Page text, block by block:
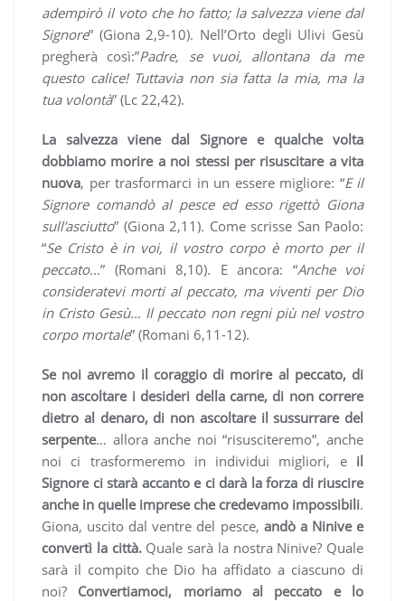
adempirò il voto che ho fatto; la salvezza viene dal
Signore” (Giona 2,9-10). Nell’Orto degli Ulivi Gesù
pregherà così:”Padre, se vuoi, allontana da me
questo calice! Tuttavia non sia fatta la mia, ma la
tua volontà” (Lc 22,42).
La salvezza viene dal Signore e qualche volta
dobbiamo morire a noi stessi per risuscitare a vita
nuova, per trasformarci in un essere migliore: “E il
Signore comandò al pesce ed esso rigettò Giona
sull’asciutto” (Giona 2,11). Come scrisse San Paolo:
“Se Cristo è in voi, il vostro corpo è morto per il
peccato…” (Romani 8,10). E ancora: “Anche voi
consideratevi morti al peccato, ma viventi per Dio
in Cristo Gesù… Il peccato non regni più nel vostro
corpo mortale” (Romani 6,11-12).
Se noi avremo il coraggio di morire al peccato, di
non ascoltare i desideri della carne, di non correre
dietro al denaro, di non ascoltare il sussurrare del
serpente… allora anche noi “risusciteremo”, anche
noi ci trasformeremo in individui migliori, e il
Signore ci starà accanto e ci darà la forza di riuscire
anche in quelle imprese che credevamo impossibili.
Giona, uscito dal ventre del pesce, andò a Ninive e
convertì la città. Quale sarà la nostra Ninive? Quale
sarà il compito che Dio ha affidato a ciascuno di
noi? Convertiamoci, moriamo al peccato e lo